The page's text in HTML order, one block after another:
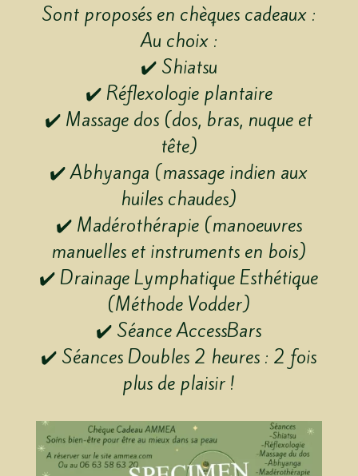
Sont proposés en chèques cadeaux :
Au choix :
✔️ Shiatsu
✔️ Réflexologie plantaire
✔️ Massage dos (dos, bras, nuque et
tête)
✔️ Abhyanga (massage indien aux
huiles chaudes)
✔️ Madérothérapie (manoeuvres
manuelles et instruments en bois)
✔️ Drainage Lymphatique Esthétique
(Méthode Vodder)
✔️ Séance AccessBars
✔️ Séances Doubles 2 heures : 2 fois
plus de plaisir !